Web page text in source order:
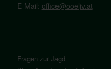
E-Mail: office@ooeljv.at
Fragen zur Jagd